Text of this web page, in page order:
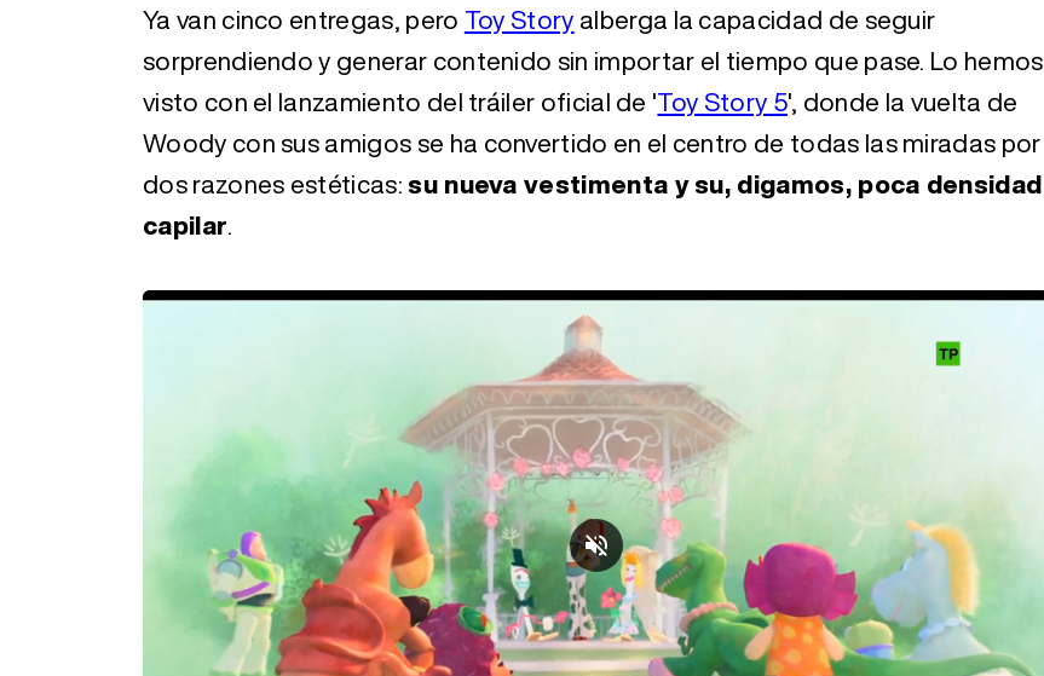
Ya van cinco entregas, pero Toy Storyalberga la capacidad de seguir
sorprendiendo y generar contenido sin importar el tiempo que pase. Lo hemos
visto con el lanzamiento del tráiler oficial de 'Toy Story 5', donde la vuelta de
Woody con sus amigos se ha convertido en el centro de todas las miradas por
dos razones estéticas:su nueva vestimenta y su, digamos, poca densidad
capilar.